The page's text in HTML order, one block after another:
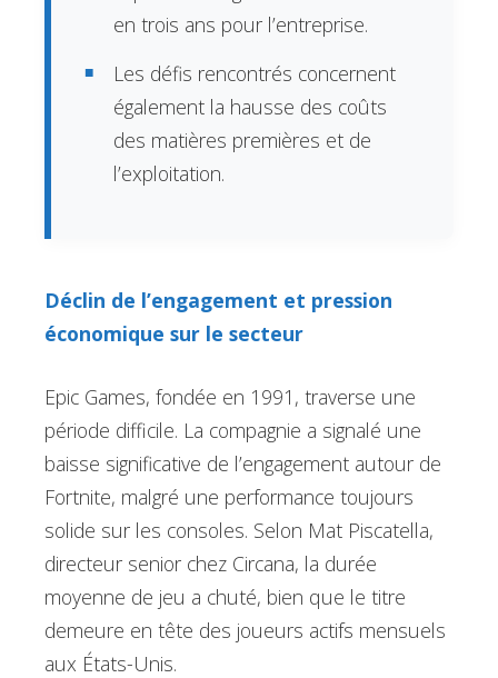
en trois ans pour l’entreprise.
Les défis rencontrés concernent
également la hausse des coûts
des matières premières et de
l’exploitation.
Déclin de l’engagement et pression
économique sur le secteur
Epic Games, fondée en 1991, traverse une
période difficile. La compagnie a signalé une
baisse significative de l’engagement autour de
Fortnite, malgré une performance toujours
solide sur les consoles. Selon Mat Piscatella,
directeur senior chez Circana, la durée
moyenne de jeu a chuté, bien que le titre
demeure en tête des joueurs actifs mensuels
aux États-Unis.